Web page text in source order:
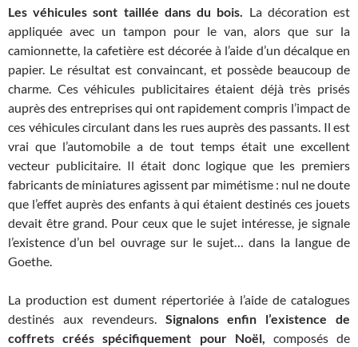
Les véhicules sont taillée dans du bois.
La décoration est
appliquée avec un tampon pour le van, alors que sur la
camionnette, la cafetière est décorée à l’aide d’un décalque en
papier. Le résultat est convaincant, et possède beaucoup de
charme. Ces véhicules publicitaires étaient déjà très prisés
auprès des entreprises qui ont rapidement compris l’impact de
ces véhicules circulant dans les rues auprès des passants. Il est
vrai que l’automobile a de tout temps était une excellent
vecteur publicitaire. Il était donc logique que les premiers
fabricants de miniatures agissent par mimétisme : nul ne doute
que l’effet auprès des enfants à qui étaient destinés ces jouets
devait être grand. Pour ceux que le sujet intéresse, je signale
l’existence d’un bel ouvrage sur le sujet… dans la langue de
Goethe.
La production est dument répertoriée à l’aide de catalogues
destinés aux revendeurs. Signalons enfin l’existence de
coffrets créés spécifiquement pour Noël,
composés de